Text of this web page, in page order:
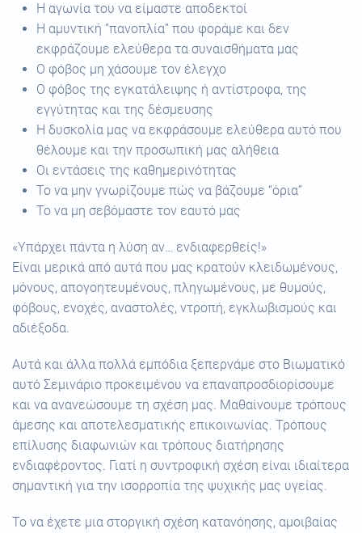
Η αγωνία του να είμαστε αποδεκτοί
Η αμυντική “πανοπλία” που φοράμε και δεν
εκφράζουμε ελεύθερα τα συναισθήματα μας
Ο φόβος μη χάσουμε τον έλεγχο
Ο φόβος της εγκατάλειψης ή αντίστροφα, της
εγγύτητας και της δέσμευσης
Η δυσκολία μας να εκφράσουμε ελεύθερα αυτό που
θέλουμε και την προσωπική μας αλήθεια
Οι εντάσεις της καθημερινότητας
Το να μην γνωρίζουμε πώς να βάζουμε “όρια”
Το να μη σεβόμαστε τον εαυτό μας
«Υπάρχει πάντα η λύση αν… ενδιαφερθείς!»
Είναι μερικά από αυτά που μας κρατούν κλειδωμένους,
μόνους, απογοητευμένους, πληγωμένους, με θυμούς,
φόβους, ενοχές, αναστολές, ντροπή, εγκλωβισμούς και
αδιέξοδα.
Αυτά και άλλα πολλά εμπόδια ξεπερνάμε στο Βιωματικό
αυτό Σεμινάριο προκειμένου να επαναπροσδιορίσουμε
και να ανανεώσουμε τη σχέση μας. Μαθαίνουμε τρόπους
άμεσης και αποτελεσματικής επικοινωνίας. Τρόπους
επίλυσης διαφωνιών και τρόπους διατήρησης
ενδιαφέροντος. Γιατί η συντροφική σχέση είναι ιδιαίτερα
σημαντική για την ισορροπία της ψυχικής μας υγείας.
Το να έχετε μια στοργική σχέση κατανόησης, αμοιβαίας